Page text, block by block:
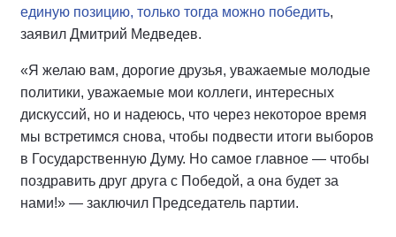
единую позицию, только тогда можно победить,
заявил Дмитрий Медведев.
«Я желаю вам, дорогие друзья, уважаемые молодые
политики, уважаемые мои коллеги, интересных
дискуссий, но и надеюсь, что через некоторое время
мы встретимся снова, чтобы подвести итоги выборов
в Государственную Думу. Но самое главное — чтобы
поздравить друг друга с Победой, а она будет за
нами!» — заключил Председатель партии.